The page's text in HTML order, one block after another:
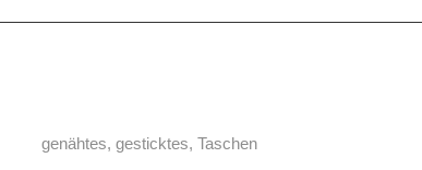
genähtes, gesticktes, Taschen